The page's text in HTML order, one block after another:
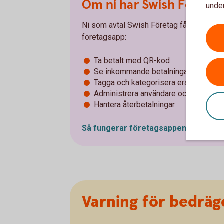
Om ni har Swish Företag
Ni som avtal Swish Företag får flera
företagsapp:
Ta betalt med QR-kod
Se inkommande betalningar i realtid
Tagga och kategorisera era betalningar
Administrera användare och fördela
Hantera återbetalningar.
Så fungerar företagsappen (Swish
Varning för